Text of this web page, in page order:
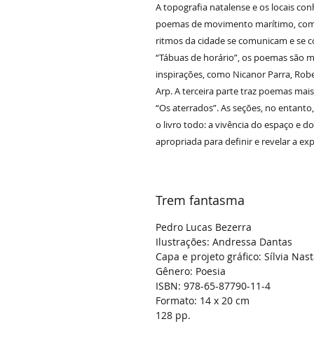
A topografia natalense e os locais
poemas de movimento marítimo,
ritmos da cidade se comunicam e se
“Tábuas de horário”, os poemas são
inspirações, como Nicanor Parra,
Arp. A terceira parte traz poemas
“Os aterrados”. As seções, no
o livro todo: a vivência do espaço e
apropriada para definir e revelar a
Trem fantasma
Pedro Lucas Bezerra
Ilustrações: Andressa Dantas
Capa e projeto gráfico: Sílvia
Gênero: Poesia
ISBN: 978-65-87790-11-4
Formato: 14 x 20 cm
128 pp.